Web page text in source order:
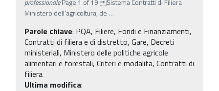
professionalePage 1 of 19 Sistema Contratti di Filiera
Ministero dell'agricoltura, de …
Parole chiave: PQA, Filiere, Fondi e Finanziamenti,
Contratti di filiera e di distretto, Gare, Decreti
ministeriali, Ministero delle politiche agricole
alimentari e forestali, Criteri e modalita, Contratti di
filiera
Ultima modifica: